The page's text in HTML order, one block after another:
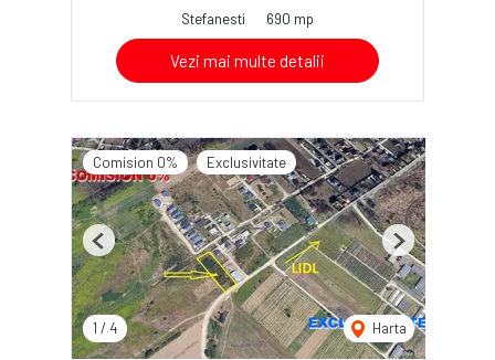
Stefanesti
690 mp
Vezi mai multe detalii
Comision 0% Exclusivitate
1 / 4 Harta
Previous Next